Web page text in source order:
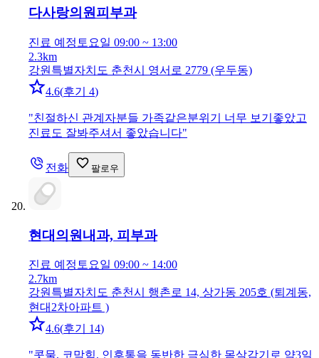
다사랑의원피부과
진료 예정 토요일 09:00 ~ 13:00
2.3km
강원특별자치도 춘천시 영서로 2779 (우두동)
4.6(후기 4)
"친절하신 관계자분들 가족같은분위기 너무 보기좋았고
진료도 잘봐주셔서 좋았습니다"
전화 팔로우
현대의원 내과, 피부과
진료 예정토요일 09:00 ~ 14:00
2.7km
강원특별자치도 춘천시 행촌로 14, 상가동 205호 (퇴계동,
현대2차아파트 )
4.6(후기 14)
"콧물, 코막힘, 인후통을 동반한 극심한 몸살감기로 약3일